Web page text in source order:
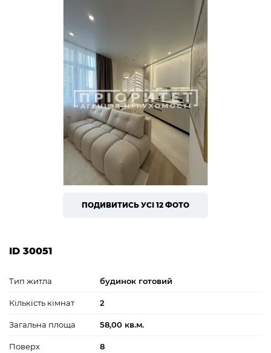
ПОДИВИТИСЬ УСІ 12 ФОТО
ID 30051
Тип житла будинок готовий
Кількість кімнат 2
Загальна площа 58,00 кв.м.
Поверх 8